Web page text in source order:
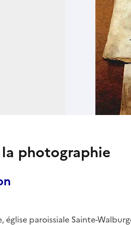
photographie
église paroissiale Sainte-